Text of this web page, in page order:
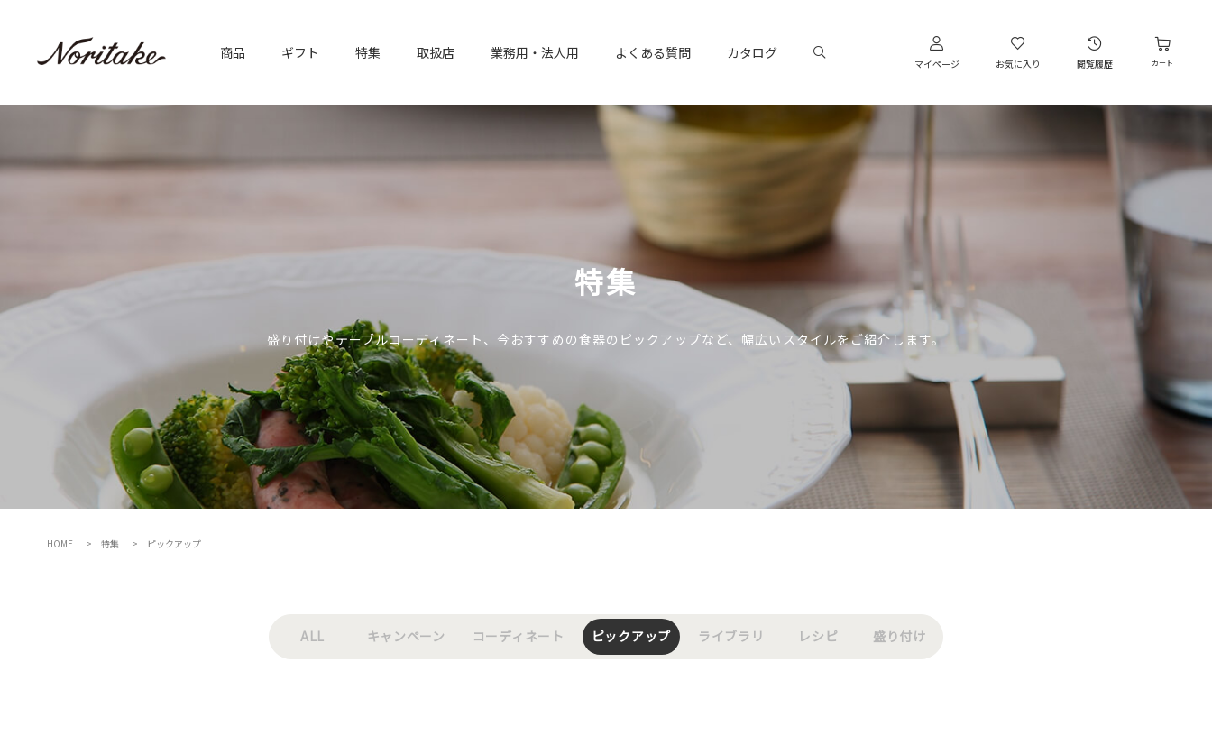
商品 ギフト 特集 取扱店 業務用・法人用 よくある質問 カタログ
マイページ お気に入り 閲覧履歴 カート
特集
盛り付けやテーブルコーディネート、今おすすめの食器のピックアップなど、幅広いスタイルをご紹介します。
HOME 特集 ピックアップ
ALL キャンペーン コーディネート ピックアップ ライブラリ レシピ 盛り付け